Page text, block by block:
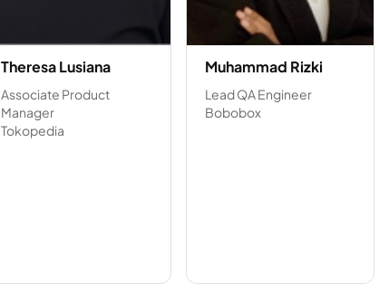
Theresa Lusiana
Associate Product
Manager
Tokopedia
Muhammad Rizki
Lead QA Engineer
Bobobox